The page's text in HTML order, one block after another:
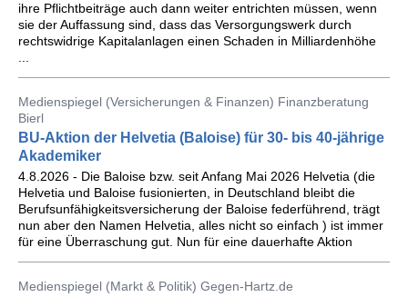
ihre Pflichtbeiträge auch dann weiter entrichten müssen, wenn
sie der Auffassung sind, dass das Versorgungswerk durch
rechtswidrige Kapitalanlagen einen Schaden in Milliardenhöhe
Medienspiegel (Versicherungen & Finanzen) Finanzberatung
Bierl
BU-Aktion der Helvetia (Baloise) für 30- bis 40-jährige
Akademiker
4.8.2026 - Die Baloise bzw. seit Anfang Mai 2026 Helvetia (die
Helvetia und Baloise fusionierten, in Deutschland bleibt die
Berufsunfähigkeitsversicherung der Baloise federführend, trägt
nun aber den Namen Helvetia, alles nicht so einfach ) ist immer
für eine Überraschung gut. Nun für eine dauerhafte Aktion
Medienspiegel (Markt & Politik) Gegen-Hartz.de